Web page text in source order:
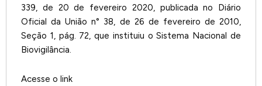
339, de 20 de fevereiro 2020, publicada no Diário
Oficial da União n° 38, de 26 de fevereiro de 2010,
Seção 1, pág. 72, que instituiu o Sistema Nacional de
Biovigilância.
Acesse o link